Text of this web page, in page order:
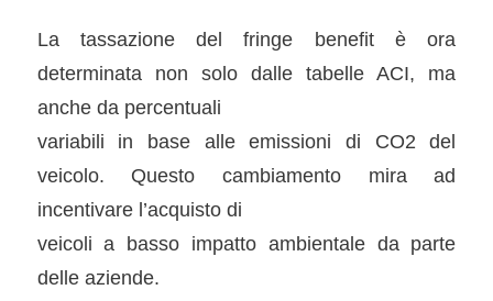
La tassazione del fringe benefit è ora
determinata non solo dalle tabelle ACI, ma
anche da percentuali
variabili in base alle emissioni di CO2 del
veicolo. Questo cambiamento mira ad
incentivare l’acquisto di
veicoli a basso impatto ambientale da parte
delle aziende.